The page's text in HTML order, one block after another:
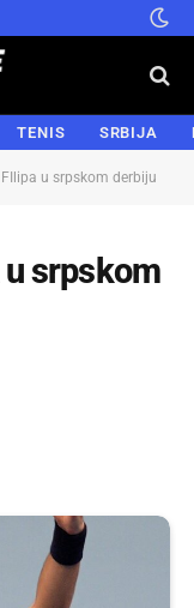
TENIS SRBIJA
u srpskom derbiju
u srpskom